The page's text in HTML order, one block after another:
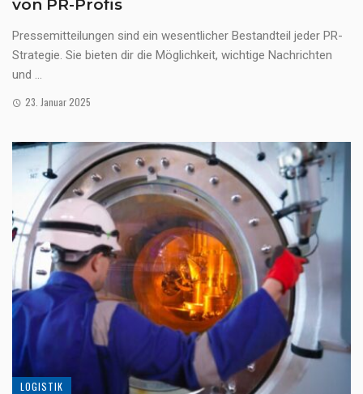
von PR-Profis
Pressemitteilungen sind ein wesentlicher Bestandteil jeder PR-
Strategie. Sie bieten dir die Möglichkeit, wichtige Nachrichten
und ...
23. Januar 2025
LOGISTIK